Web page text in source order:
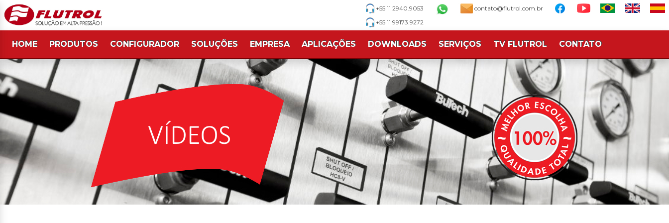
+55 11 2940.9053
+55 11 99173.9272
contato@flutrol.com.br
HOME PRODUTOS CONFIGURADOR SOLUÇÕES EMPRESA APLICAÇÕES DOWNLOADS SERVIÇOS TV FLUTROL CONTATO